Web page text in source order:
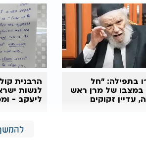
בתפילה: "חל
במצבו של מרן ראש
עדיין זקוקים
הרבנית
לנשות
ליעקב -
הדברים, נזכרת החלטת הקבינט